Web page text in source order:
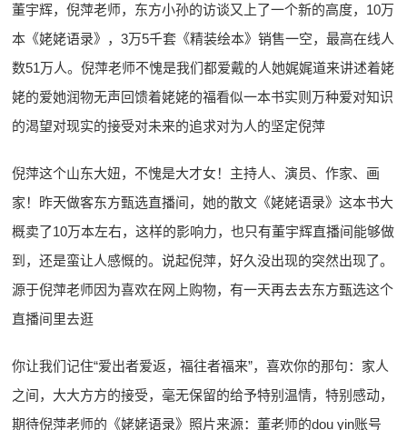
董宇辉，倪萍老师，东方小孙的访谈又上了一个新的高度，10万
本《姥姥语录》，3万5千套《精装绘本》销售一空，最高在线人
数51万人。倪萍老师不愧是我们都爱戴的人她娓娓道来讲述着姥
姥的爱她润物无声回馈着姥姥的福看似一本书实则万种爱对知识
的渴望对现实的接受对未来的追求对为人的坚定倪萍
倪萍这个山东大妞，不愧是大才女！主持人、演员、作家、画
家！昨天做客东方甄选直播间，她的散文《姥姥语录》这本书大
概卖了10万本左右，这样的影响力，也只有董宇辉直播间能够做
到，还是蛮让人感慨的。说起倪萍，好久没出现的突然出现了。
源于倪萍老师因为喜欢在网上购物，有一天再去去东方甄选这个
直播间里去逛
你让我们记住“爱出者爱返，福往者福来”，喜欢你的那句：家人
之间，大大方方的接受，毫无保留的给予特别温情，特别感动，
期待倪萍老师的《姥姥语录》照片来源：董老师的dou yin账号